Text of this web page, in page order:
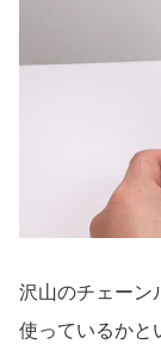
沢山のチェーン
使っているかと